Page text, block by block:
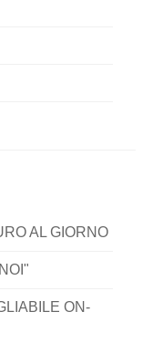
AL GIORNO
ON-